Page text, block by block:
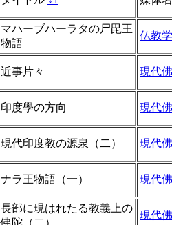
マハーブハーラタの尸毘王
物語
仏教
近事片々 現代
印度學の方向 現代
現代印度教の源泉（二） 現代
ナラ王物語（一） 現代
長部に現はれたる教義上の
佛陀（二）
現代